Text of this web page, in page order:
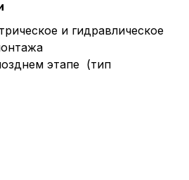
и гидравлическое
этапе (тип
PLD)